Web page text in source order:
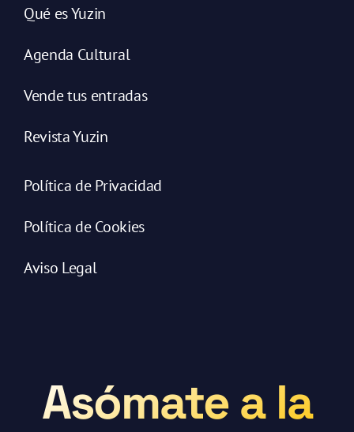
Qué es Yuzin
Agenda Cultural
Vende tus entradas
Revista Yuzin
Política de Privacidad
Política de Cookies
Aviso Legal
Asómate a la